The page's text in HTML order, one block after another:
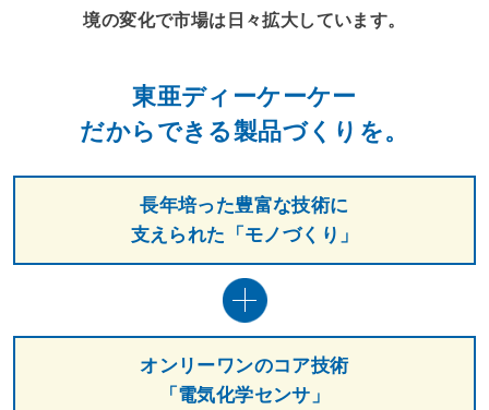
境の変化で市場は日々拡大しています。
東亜ディーケーケー
だからできる製品づくりを。
長年培った豊富な技術に
支えられた 「モノづくり」
オンリーワンのコア技術
「電気化学センサ」